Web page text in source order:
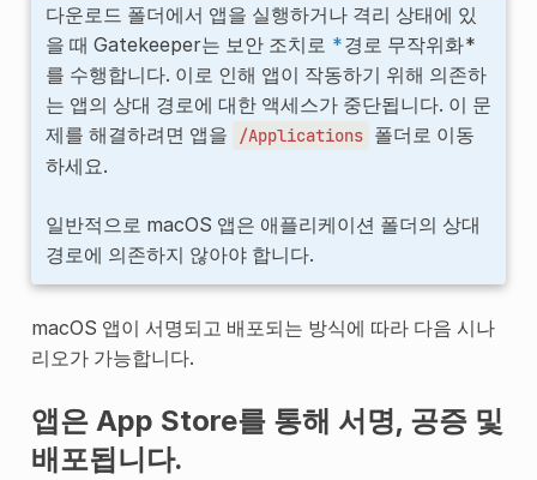
다운로드 폴더에서 앱을 실행하거나 격리 상태에 있
을 때 Gatekeeper는 보안 조치로 *경로 무작위화*
를 수행합니다. 이로 인해 앱이 작동하기 위해 의존하
는 앱의 상대 경로에 대한 액세스가 중단됩니다. 이 문
제를 해결하려면 앱을
/Applications 폴더로 이동
하세요.
일반적으로 macOS 앱은 애플리케이션 폴더의 상대
경로에 의존하지 않아야 합니다.
macOS 앱이 서명되고 배포되는 방식에 따라 다음 시나
리오가 가능합니다.
앱은 App Store를 통해 서명, 공증 및
배포됩니다.